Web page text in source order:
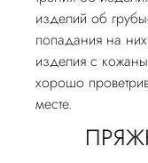
изделий об
попадания на
изделия с
хорошо
месте.